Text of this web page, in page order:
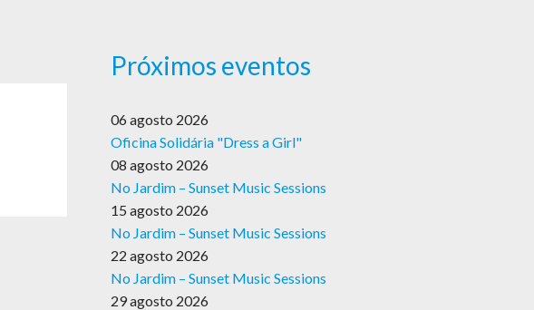
Próximos eventos
06 agosto 2026
Oficina Solidária "Dress a Girl"
08 agosto 2026
No Jardim – Sunset Music Sessions
15 agosto 2026
No Jardim – Sunset Music Sessions
22 agosto 2026
No Jardim – Sunset Music Sessions
29 agosto 2026